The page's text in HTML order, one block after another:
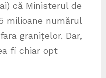
că Ministerul de
milioane numărul
granițelor. Dar,
fi chiar opt